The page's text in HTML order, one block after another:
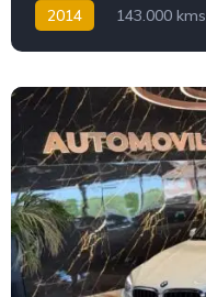
2014 143.000 kms